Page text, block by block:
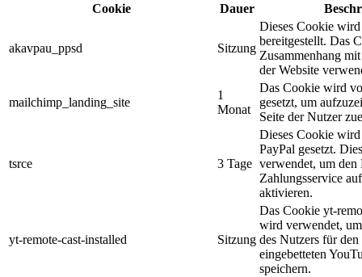
Cookie
Dauer
akavpau_ppsd Sitzung
Dieses Cookie
bereitgestellt. Das
Zusammenhang
der Website
mailchimp_landing_site
1
Monat
Das Cookie wird
gesetzt, um
Seite der Nutzer
tsrce 3 Tage
Dieses Cookie
PayPal gesetzt.
verwendet, um den
Zahlungsservice
aktivieren.
yt-remote-cast-installed Sitzung
Das Cookie yt-
wird verwendet,
des Nutzers für
eingebetteten
speichern.